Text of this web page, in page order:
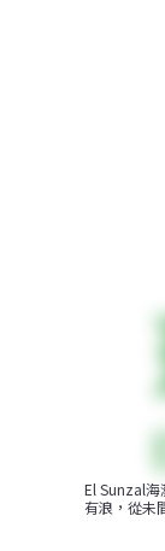
El Sunzal海
有浪，從未